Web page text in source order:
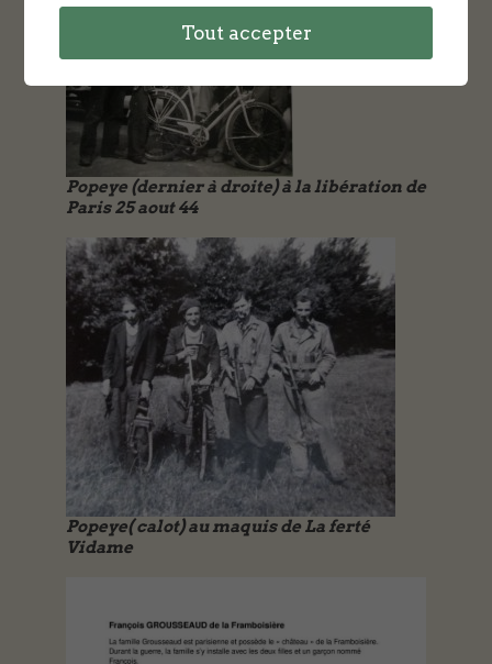
Popeye (dernier à droite) à la libération de
Paris 25 aout 44
Popeye( calot) au maquis de La ferté
Vidame
Tout accepter